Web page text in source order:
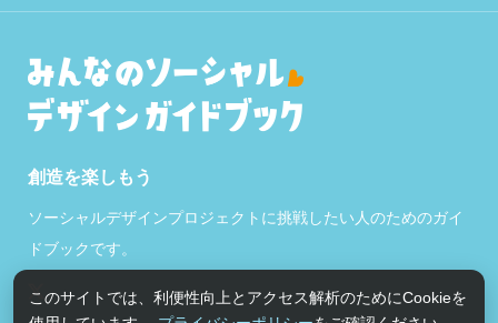
創造を楽しもう
ソーシャルデザインプロジェクトに挑戦したい人のためのガイ
ドブックです。
このサイトでは、利便性向上とアクセス解析のためにCookieを